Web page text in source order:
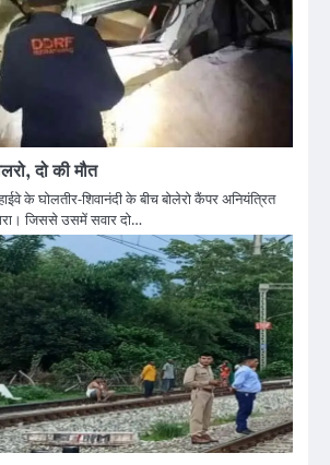
दो की मौत
के घोलतीर-शिवानंदी के बीच बोलेरो कैंपर अनियंत्रित
जिससे उसमें सवार दो…